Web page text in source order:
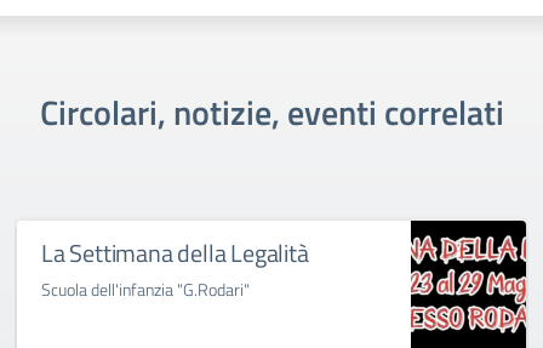
Circolari, notizie, eventi correlati
La Settimana della Legalità
Scuola dell'infanzia "G.Rodari"